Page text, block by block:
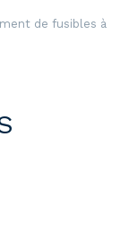
de fusibles à